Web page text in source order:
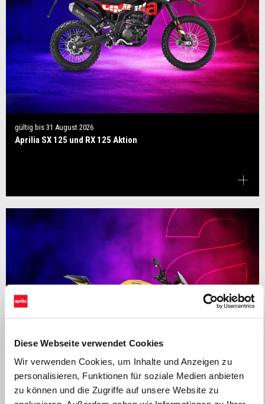
Diese Webseite verwendet Cookies
Wir verwenden Cookies, um Inhalte und Anzeigen zu
personalisieren, Funktionen für soziale Medien anbieten
zu können und die Zugriffe auf unsere Website zu
gültig bis 31 August 2026
Aprilia SX 125 und RX 125 Aktion